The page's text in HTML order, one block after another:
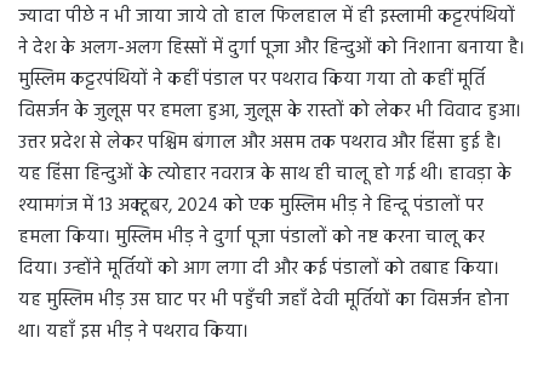
ज्यादा पीछे न भी जाया जाये तो हाल फिलहाल में ही इस्लामी कट्टरपंथियों
ने देश के अलग-अलग हिस्सों में दुर्गा पूजा और हिन्दुओं को निशाना बनाया है।
मुस्लिम कट्टरपंथियों ने कहीं पंडाल पर पथराव किया गया तो कहीं मूर्ति
विसर्जन के जुलूस पर हमला हुआ, जुलूस के रास्तों को लेकर भी विवाद हुआ।
उत्तर प्रदेश से लेकर पश्चिम बंगाल और असम तक पथराव और हिंसा हुई है।
यह हिंसा हिन्दुओं के त्योहार नवरात्र के साथ ही चालू हो गई थी। हावड़ा के
श्यामगंज में 13 अक्टूबर, 2024 को एक मुस्लिम भीड़ ने हिन्दू पंडालों पर
हमला किया। मुस्लिम भीड़ ने दुर्गा पूजा पंडालों को नष्ट करना चालू कर
दिया। उन्होंने मूर्तियों को आग लगा दी और कई पंडालों को तबाह किया।
यह मुस्लिम भीड़ उस घाट पर भी पहुँची जहाँ देवी मूर्तियों का विसर्जन होना
था। यहाँ इस भीड़ ने पथराव किया।